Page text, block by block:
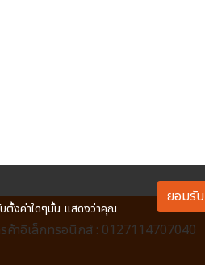
าอิเล็กทรอนิกส์ : 0127114707040
บตั้งค่าใดๆนั้น แสดงว่าคุณ
ยอมรับ